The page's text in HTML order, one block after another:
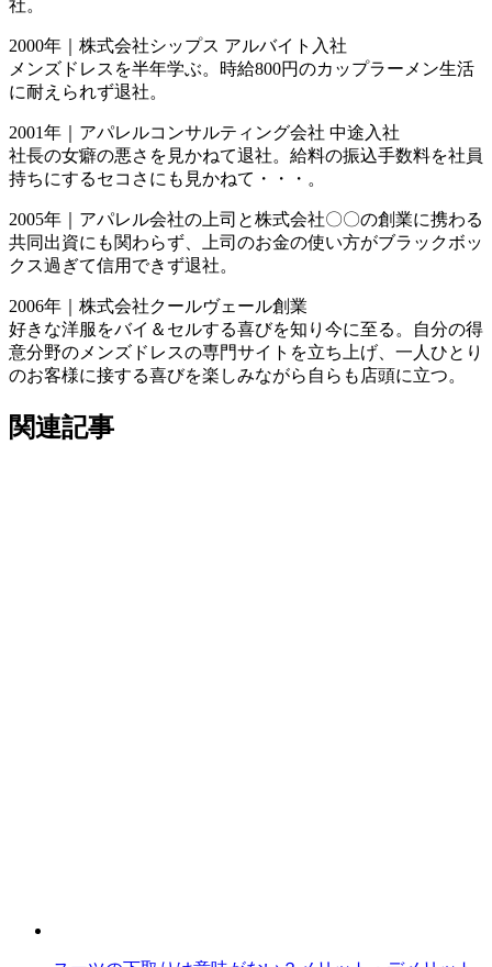
社。
2000年｜株式会社シップス アルバイト入社
メンズドレスを半年学ぶ。時給800円のカップラーメン生活
に耐えられず退社。
2001年｜アパレルコンサルティング会社 中途入社
社長の女癖の悪さを見かねて退社。給料の振込手数料を社員
持ちにするセコさにも見かねて・・・。
2005年｜アパレル会社の上司と株式会社〇〇の創業に携わる
共同出資にも関わらず、上司のお金の使い方がブラックボッ
クス過ぎて信用できず退社。
2006年｜株式会社クールヴェール創業
好きな洋服をバイ＆セルする喜びを知り今に至る。自分の得
意分野のメンズドレスの専門サイトを立ち上げ、一人ひとり
のお客様に接する喜びを楽しみながら自らも店頭に立つ。
関連記事